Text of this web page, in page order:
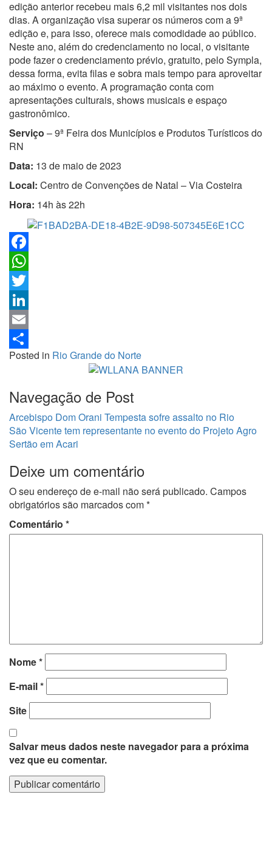
edição anterior recebeu mais 6,2 mil visitantes nos dois
dias. A organização visa superar os números com a 9ª
edição e, para isso, oferece mais comodidade ao público.
Neste ano, além do credenciamento no local, o visitante
pode fazer o credenciamento prévio, gratuito, pelo Sympla,
dessa forma, evita filas e sobra mais tempo para aproveitar
ao máximo o evento. A programação conta com
apresentações culturais, shows musicais e espaço
gastronômico.
Serviço – 9ª Feira dos Municípios e Produtos Turísticos do
RN
Data: 13 de maio de 2023
Local: Centro de Convenções de Natal – Via Costeira
Hora: 14h às 22h
Facebook
WhatsApp
Twitter
LinkedIn
Email
Share
Posted in Rio Grande do Norte
Navegação de Post
Arcebispo Dom Orani Tempesta sofre assalto no Rio
São Vicente tem representante no evento do Projeto Agro
Sertão em Acari
Deixe um comentário
O seu endereço de e-mail não será publicado. Campos
obrigatórios são marcados com*
Comentário *
Nome*
E-mail*
Site
Salvar meus dados neste navegador para a próxima
vez que eu comentar.